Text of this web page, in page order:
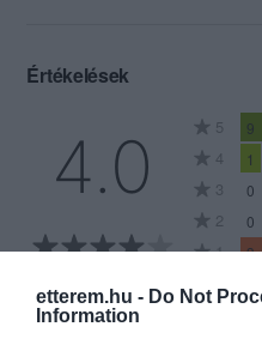
etterem.hu - Do Not
Information
Értékelések
4.0
Összesen 13
5 9
4 1
3 0
2 0
1 3